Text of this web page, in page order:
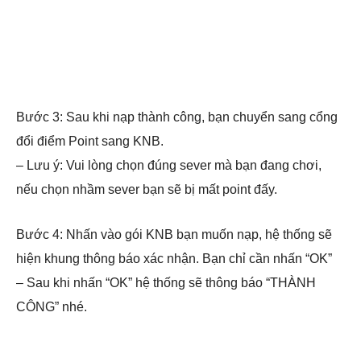
Bước 3: Sau khi nạp thành công, bạn chuyển sang cổng
đổi điểm Point sang KNB.
– Lưu ý: Vui lòng chọn đúng sever mà bạn đang chơi,
nếu chọn nhầm sever bạn sẽ bị mất point đấy.
Bước 4: Nhấn vào gói KNB bạn muốn nạp, hệ thống sẽ
hiện khung thông báo xác nhận. Bạn chỉ cần nhấn “OK”
– Sau khi nhấn “OK” hệ thống sẽ thông báo “THÀNH
CÔNG” nhé.